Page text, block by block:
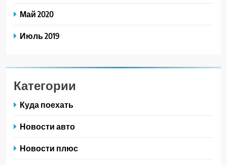
Май 2020
Июль 2019
Категории
Куда поехать
Новости авто
Новости плюс